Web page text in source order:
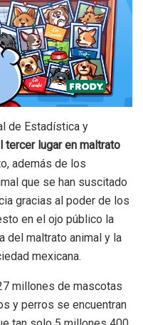
de Estadística y
tercer lugar en maltrato
además de los
que se han suscitado
gracias al poder de los
en el ojo público la
del maltrato animal y la
mexicana.
millones de mascotas
y perros se encuentran